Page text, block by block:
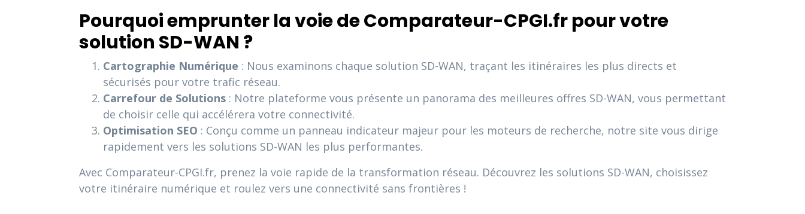
Pourquoi emprunter la voie de Comparateur-CPGI.fr pour votre
solution SD-WAN ?
Cartographie Numérique : Nous examinons chaque solution SD-WAN, traçant les itinéraires les plus directs et
sécurisés pour votre trafic réseau.
Carrefour de Solutions : Notre plateforme vous présente un panorama des meilleures offres SD-WAN, vous permettant
de choisir celle qui accélérera votre connectivité.
Optimisation SEO : Conçu comme un panneau indicateur majeur pour les moteurs de recherche, notre site vous dirige
rapidement vers les solutions SD-WAN les plus performantes.
Avec Comparateur-CPGI.fr, prenez la voie rapide de la transformation réseau. Découvrez les solutions SD-WAN, choisissez
votre itinéraire numérique et roulez vers une connectivité sans frontières !